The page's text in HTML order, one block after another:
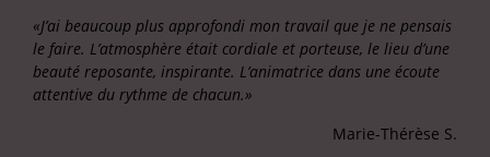
«J’ai beaucoup plus approfondi mon travail que je ne pensais
le faire. L’atmosphère était cordiale et porteuse, le lieu d’une
beauté reposante, inspirante. L’animatrice dans une écoute
attentive du rythme de chacun.»
Marie-Thérèse S.